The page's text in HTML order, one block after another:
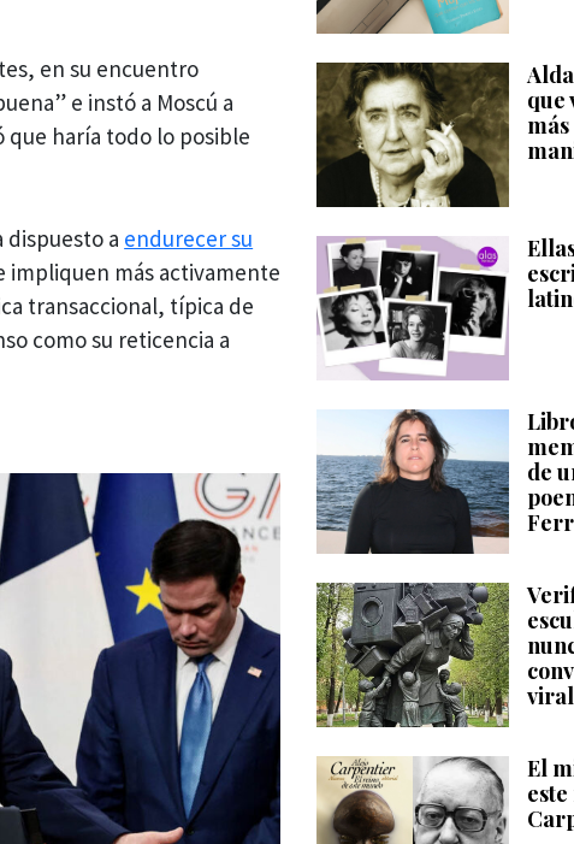
en su encuentro
e instó a Moscú a
que haría todo lo posible
a endurecer su
impliquen más activamente
transaccional, típica de
como su reticencia a
que
de
El